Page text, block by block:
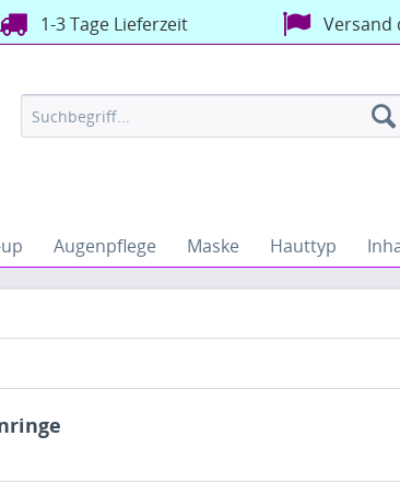
1-3 Tage Lieferzeit Versand
Augenpflege Maske Hauttyp